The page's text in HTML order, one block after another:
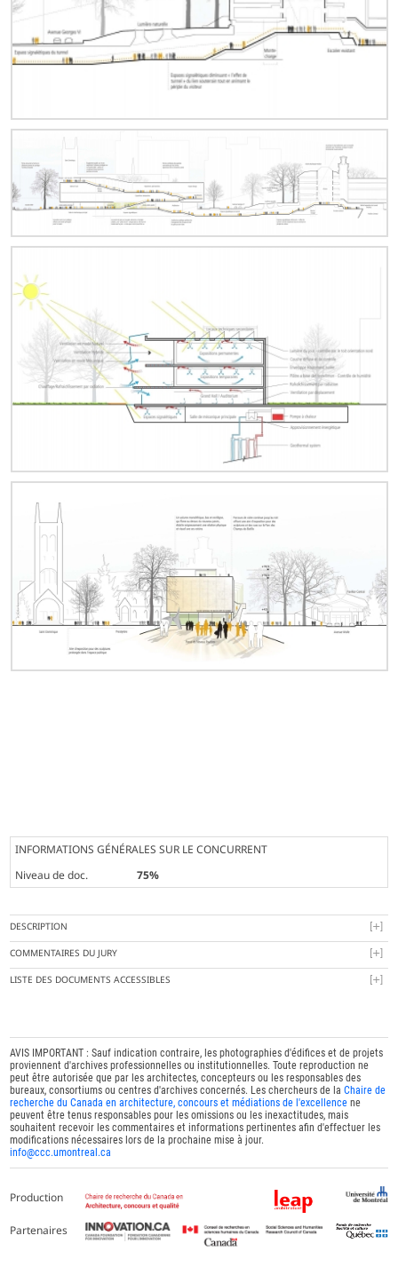
INFORMATIONS GÉNÉRALES SUR LE CONCURRENT
Niveau de doc.
75%
DESCRIPTION
COMMENTAIRES DU JURY
LISTE DES DOCUMENTS ACCESSIBLES
AVIS IMPORTANT : Sauf indication contraire, les photographies d'édifices et de projets
proviennent d'archives professionnelles ou institutionnelles. Toute reproduction ne
peut être autorisée que par les architectes, concepteurs ou les responsables des
bureaux, consortiums ou centres d'archives concernés. Les chercheurs de laChaire de
recherche du Canada en architecture, concours et médiations de l'excellence ne
peuvent être tenus responsables pour les omissions ou les inexactitudes, mais
souhaitent recevoir les commentaires et informations pertinentes afin d'effectuer les
modifications nécessaires lors de la prochaine mise à jour.
info@ccc.umontreal.ca
Production
Partenaires